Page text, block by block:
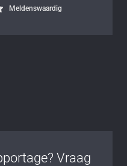
Meldenswaardig
Vraag